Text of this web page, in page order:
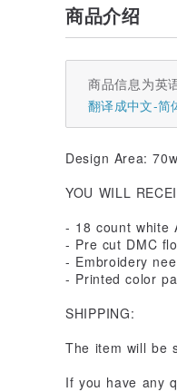
商品介绍
商品信息为英
翻译成中文-简
Design Area:
YOU WILL
- 18 count white
- Pre cut DMC
- Embroidery
- Printed color
SHIPPING:
The item will be
If you have any